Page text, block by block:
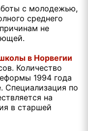
с молодежью,
среднего
не
в Норвегии
Количество
1994 года
Специализация по
на
в старшей